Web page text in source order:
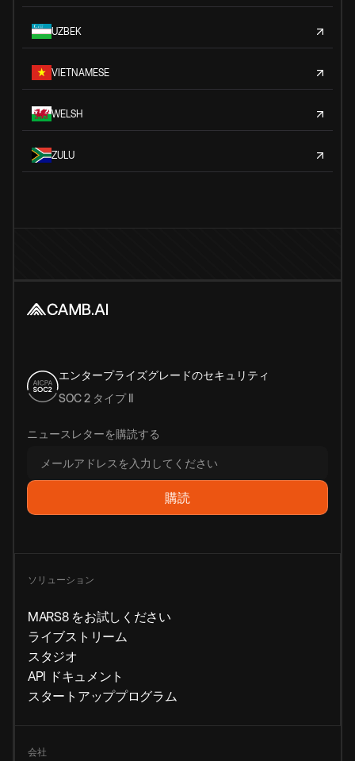
UZBEK
VIETNAMESE
WELSH
ZULU
エンタープライズグレードのセキュリティ
SOC 2 タイプ II
ニュースレターを購読する
ソリューション
MARS8 をお試しください
ライブストリーム
スタジオ
API ドキュメント
スタートアッププログラム
会社